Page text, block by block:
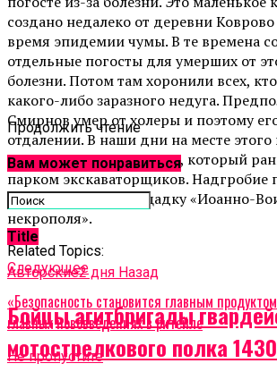
создано недалеко от деревни
время эпидемии чумы. В те времена
отдельные погосты для умерших от
болезни. Потом там хоронили всех,
какого-либо заразного недуга.
Смирнов умер от холеры и поэтому
отдалении. В наши дни на месте
находится Парк Патриот, который
парком экскаваторщиков. Надгробие
мемориальную площадку «Иоанно-
некрополя».
Related Topics:
Cледующее
«Безопасность становится главным
главных нововведениях в ритейле
Не пропустите
Продолжить чтение
Вам может понравиться
Title
Авторские2 дня Назад
Бойцы агитбригады
мотострелкового полка